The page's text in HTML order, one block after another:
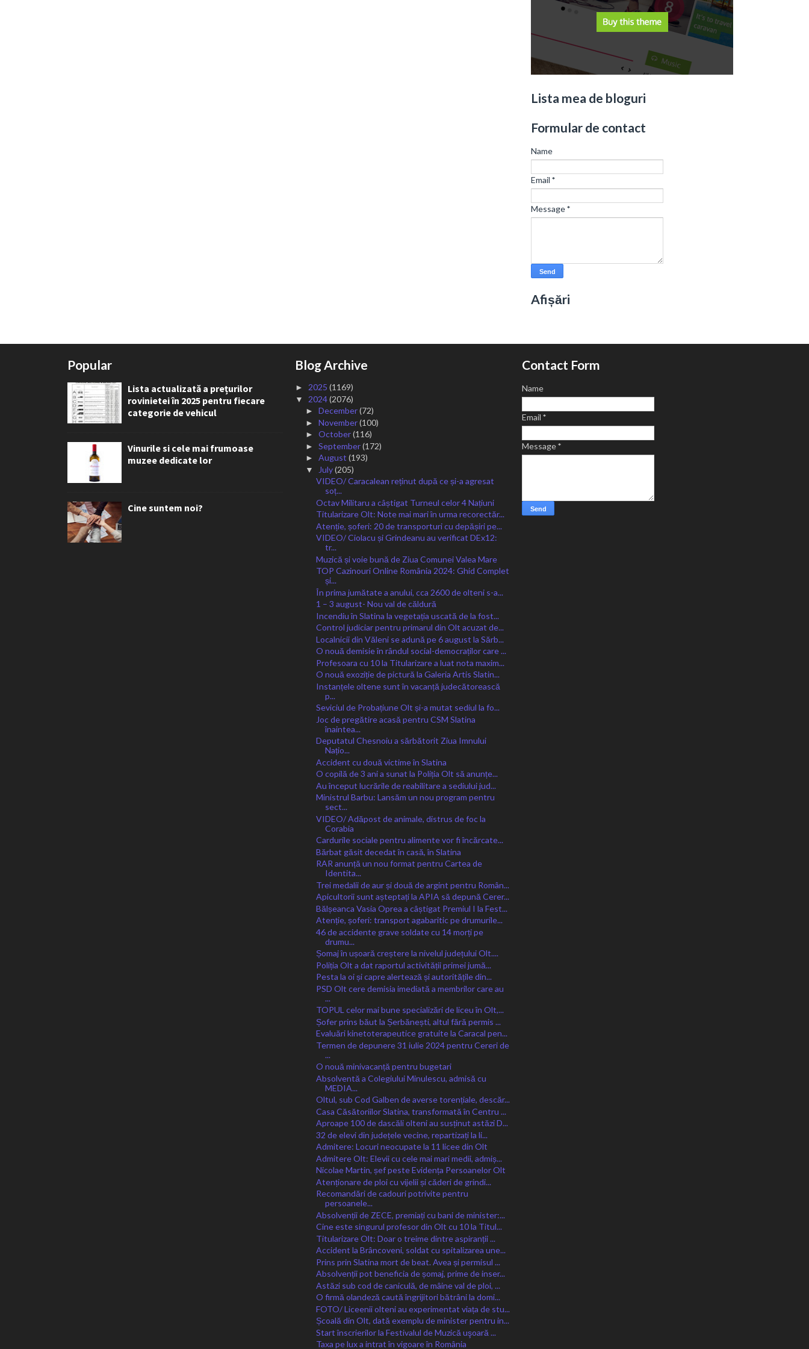
Lista mea de bloguri
Formular de contact
Name
Email *
Message*
Afișări
Popular
Lista actualizată a prețurilor
rovinietei în 2025 pentru fiecare
categorie de vehicul
Vinurile si cele mai frumoase
muzee dedicate lor
Cine suntem noi?
Blog Archive
► 2025 (1169)
▼ 2024(2076)
► December(72)
► November(100)
► October(116)
► September(172)
► August (193)
▼ July(205)
VIDEO/ Caracalean reținut după ce și-a agresat
soț...
Octav Militaru a câștigat Turneul celor 4 Națiuni
Titularizare Olt: Note mai mari în urma recorectăr...
Atenție, șoferi: 20 de transporturi cu depășiri pe...
VIDEO/ Ciolacu și Grindeanu au verificat DEx12:
tr...
Muzică și voie bună de Ziua Comunei Valea Mare
TOP Cazinouri Online România 2024: Ghid Complet
și...
În prima jumătate a anului, cca 2600 de olteni s-a...
1 – 3 august- Nou val de căldură
Incendiu în Slatina la vegetația uscată de la fost...
Control judiciar pentru primarul din Olt acuzat de...
Localnicii din Văleni se adună pe 6 august la Sărb...
O nouă demisie în rândul social-democraților care ...
Profesoara cu 10 la Titularizare a luat nota maxim...
O nouă exoziție de pictură la Galeria Artis Slatin...
Instanțele oltene sunt în vacanță judecătorească
p...
Seviciul de Probațiune Olt și-a mutat sediul la fo...
Joc de pregătire acasă pentru CSM Slatina
înaintea...
Deputatul Chesnoiu a sărbătorit Ziua Imnului
Națio...
Accident cu două victime în Slatina
O copilă de 3 ani a sunat la Poliția Olt să anunțe...
Au început lucrările de reabilitare a sediului jud...
Ministrul Barbu: Lansăm un nou program pentru
sect...
VIDEO/ Adăpost de animale, distrus de foc la
Corabia
Cardurile sociale pentru alimente vor fi încărcate...
Bărbat găsit decedat în casă, în Slatina
RAR anunță un nou format pentru Cartea de
Identita...
Trei medalii de aur și două de argint pentru Român...
Apicultorii sunt așteptați la APIA să depună Cerer...
Bălșeanca Vasia Oprea a câștigat Premiul I la Fest...
Atenție, șoferi: transport agabaritic pe drumurile...
46 de accidente grave soldate cu 14 morți pe
drumu...
Șomaj în ușoară creștere la nivelul județului Olt....
Poliția Olt a dat raportul activității primei jumă...
Pesta la oi și capre alertează și autoritățile din...
PSD Olt cere demisia imediată a membrilor care au
...
TOPUL celor mai bune specializări de liceu în Olt,...
Șofer prins băut la Șerbănești, altul fără permis ...
Evaluări kinetoterapeutice gratuite la Caracal pen...
Termen de depunere 31 iulie 2024 pentru Cereri de
...
O nouă minivacanță pentru bugetari
Absolventă a Colegiului Minulescu, admisă cu
MEDIA...
Oltul, sub Cod Galben de averse torențiale, descăr...
Casa Căsătoriilor Slatina, transformată în Centru ...
Aproape 100 de dascăli olteni au susținut astăzi D...
32 de elevi din județele vecine, repartizați la li...
Admitere: Locuri neocupate la 11 licee din Olt
Admitere Olt: Elevii cu cele mai mari medii, admiș...
Nicolae Martin, șef peste Evidența Persoanelor Olt
Atenționare de ploi cu vijelii și căderi de grindi...
Recomandări de cadouri potrivite pentru
persoanele...
Absolvenții de ZECE, premiați cu bani de minister:...
Cine este singurul profesor din Olt cu 10 la Titul...
Titularizare Olt: Doar o treime dintre aspiranții ...
Accident la Brâncoveni, soldat cu spitalizarea une...
Prins prin Slatina mort de beat. Avea și permisul ...
Absolvenții pot beneficia de șomaj, prime de inser...
Astăzi sub cod de caniculă, de mâine val de ploi, ...
O firmă olandeză caută îngrijitori bătrâni la domi...
FOTO/ Liceenii olteni au experimentat viața de stu...
Școală din Olt, dată exemplu de minister pentru in...
Start înscrierilor la Festivalul de Muzică uşoară ...
Taxa pe lux a intrat în vigoare în România
Contact Form
Name
Email*
Message*